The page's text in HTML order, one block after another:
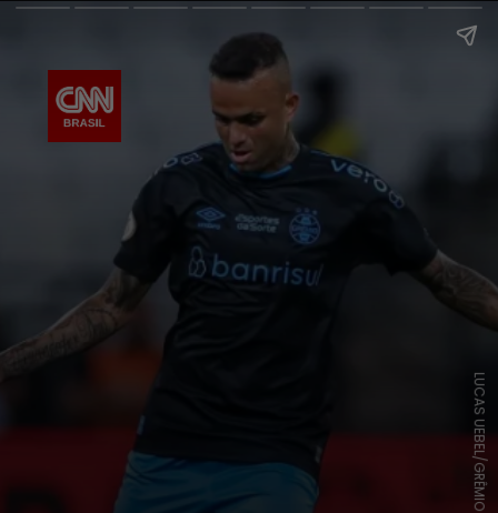
LUCAS UEBEL/GRÊMIO